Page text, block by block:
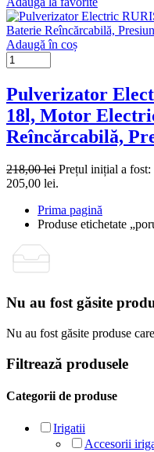
Adaugă în coș
Pulverizator
18l, Motor
Reîncărcabilă,
218,00lei Prețul inițial a fost:
205,00 lei.
Prima pagină
Produse etichetate
Nu au fost găsite
Nu au fost găsite produse
Filtrează produsele
Categorii de produse
Irigatii
Accesorii